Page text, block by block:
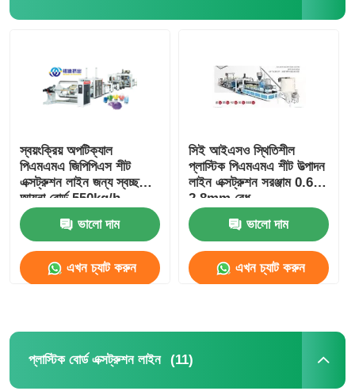
স্বয়ংক্রিয় অপটিক্যাল
পিএমএমএ জিপিপিএস শীট
এক্সট্রুশন লাইন জন্য স্বচ্ছ
আয়না বোর্ড 550kg/h
700kg/h 900kg/h
ভালো দাম
এখন চ্যাট করুন
সিই আইএসও স্থিতিশীল
প্লাস্টিক পিএমএমএ শীট উত্পাদন
লাইন এক্সট্রুশন সরঞ্জাম 0.6-
2.8mm বেধ
ভালো দাম
এখন চ্যাট করুন
প্লাস্টিক বোর্ড এক্সট্রুশন লাইন (11)